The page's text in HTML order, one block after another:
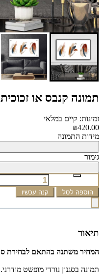
תמונה קנבס או זכוכית
זמינות: קיים במלאי
₪420.00
מידות התמונה
גימור
הוספה לסל קנה עכשיו
תיאור
המחיר משתנה בהתאם לבחירת
תמונה בסגנון נורדי מופשט מודרני.